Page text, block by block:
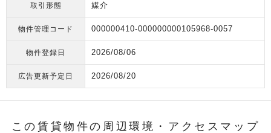
取引形態 媒介
物件管理コード 000000410-000000000105968-0057
物件登録日 2026/08/06
広告更新予定日 2026/08/20
この賃貸物件の周辺環境・ アクセスマップ